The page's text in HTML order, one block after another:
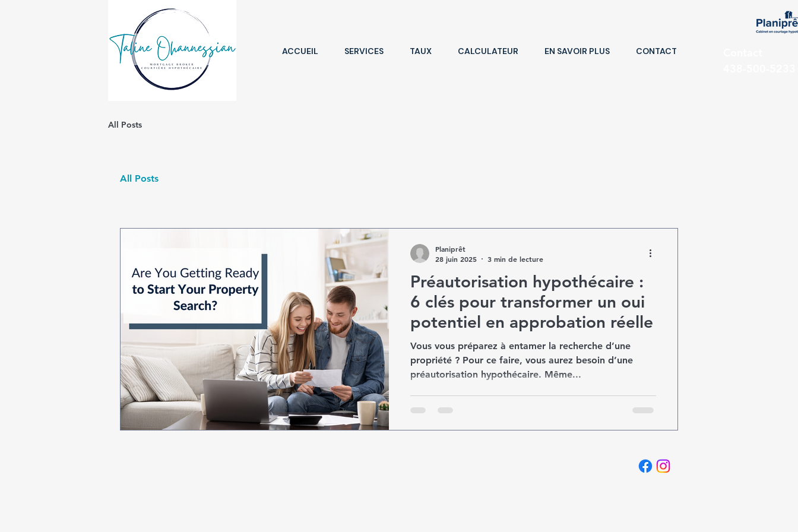
ACCUEIL SERVICES TAUX CALCULATEUR EN SAVOIR PLUS CONTACT
All Posts
All Posts
Préautorisation hypothécaire :
6 clés pour transformer un oui
potentiel en approbation réelle
Vous vous préparez à entamer la recherche d’une
propriété ? Pour ce faire, vous aurez besoin d’une
préautorisation hypothécaire. Même...
Planiprêt
28 juin 2025
3 min de lecture